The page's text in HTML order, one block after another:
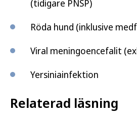
(tidigare PNSP)
Röda hund (inklusive
Viral meningoencefalit
Yersiniainfektion
Relaterad läsning